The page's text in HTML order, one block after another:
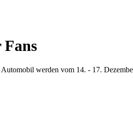
werden vom 14. - 17.